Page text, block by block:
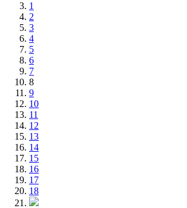
1
2
3
4
5
6
7
8
9
10
11
12
13
14
15
16
17
18